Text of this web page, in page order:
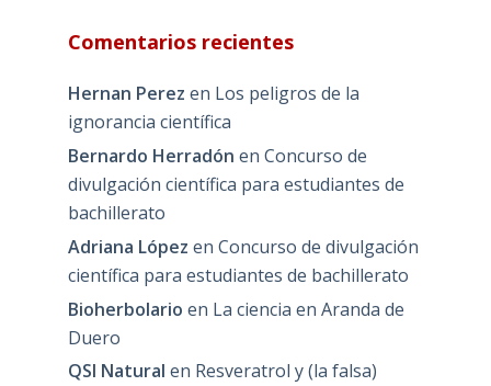
Comentarios recientes
Hernan Perez en Los peligros de la
ignorancia científica
Bernardo Herradón en Concurso de
divulgación científica para estudiantes de
bachillerato
Adriana López en Concurso de divulgación
científica para estudiantes de bachillerato
Bioherbolario en La ciencia en Aranda de
Duero
QSI Natural en Resveratrol y (la falsa)